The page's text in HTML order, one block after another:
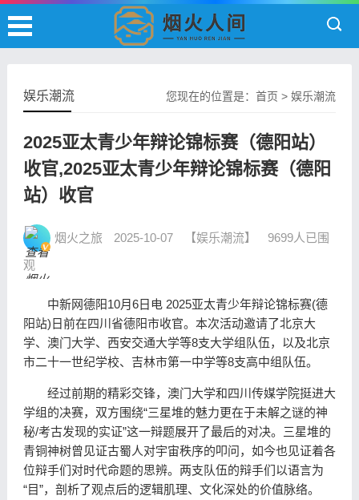
您现在的位置是：首页 >娱乐潮流
娱乐潮流
2025亚太青少年辩论锦标赛（德阳站）
收官,2025亚太青少年辩论锦标赛（德阳
站）收官
烟火之旅 2025-10-07 【娱乐潮流】
9699人已围
观
中新网德阳10月6日电 2025亚太青少年辩论锦标赛(德
阳站)日前在四川省德阳市收官。本次活动邀请了北京大
学、澳门大学、西安交通大学等8支大学组队伍，以及北京
市二十一世纪学校、吉林市第一中学等8支高中组队伍。
经过前期的精彩交锋，澳门大学和四川传媒学院挺进大
学组的决赛，双方围绕“三星堆的魅力更在于未解之谜的神
秘/考古发现的实证”这一辩题展开了最后的对决。三星堆的
青铜神树曾见证古蜀人对宇宙秩序的叩问，如今也见证着各
位辩手们对时代命题的思辨。两支队伍的辩手们以语言为
“目”，剖析了观点后的逻辑肌理、文化深处的价值脉络。